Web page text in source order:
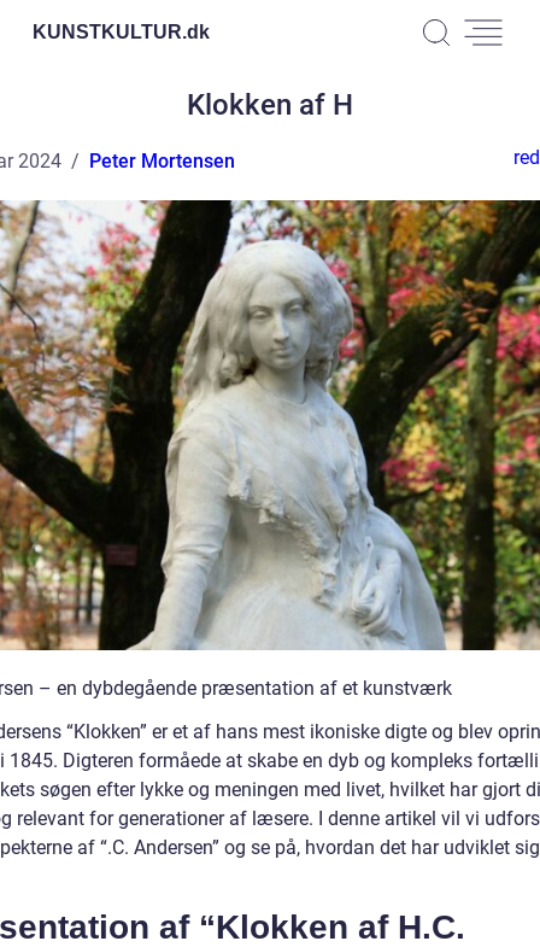
KUNSTKULTUR.dk
Klokken af H
2024 Peter Mortensen
– en dybdegående præsentation af et kunstværk
“Klokken” er et af hans mest ikoniske digte og blev
1845. Digteren formåede at skabe en dyb og kompleks
søgen efter lykke og meningen med livet, hvilket har gjort
relevant for generationer af læsere. I denne artikel vil vi
af “.C. Andersen” og se på, hvordan det har udviklet
af “Klokken af H.C.